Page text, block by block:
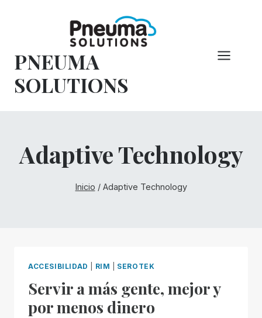
PNEUMA
SOLUTIONS
Adaptive Technology
Inicio / Adaptive Technology
ACCESIBILIDAD RIM SEROTEK
Servir a más gente, mejor y
por menos dinero